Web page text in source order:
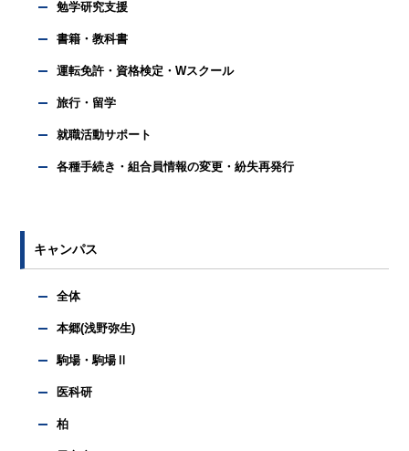
勉学研究支援
書籍・教科書
運転免許・資格検定・Wスクール
旅行・留学
就職活動サポート
各種手続き・組合員情報の変更・紛失再発行
キャンパス
全体
本郷(浅野弥生)
駒場・駒場Ⅱ
医科研
柏